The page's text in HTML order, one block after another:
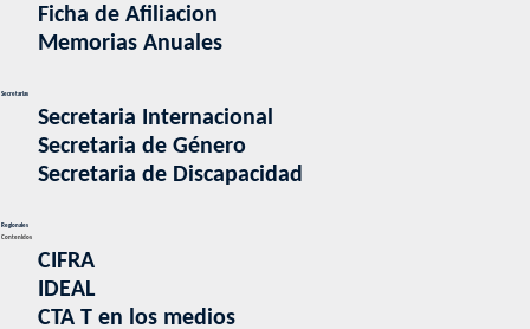
Ficha de Afiliacion
Memorias Anuales
Secretarias
Secretaria Internacional
Secretaria de Género
Secretaria de Discapacidad
Regionales
Contenidos
CIFRA
IDEAL
CTA T en los medios